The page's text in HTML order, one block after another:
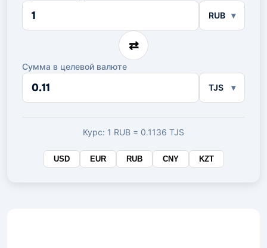
Сумма
исходной
RUB
⇄
Сумма в целевой валюте
Сумма
целевой
валюте
TJS
Курс: 1 RUB = 0.1136 TJS
USD EUR RUB CNY KZT